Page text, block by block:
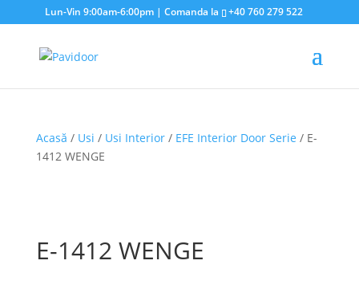
Lun-Vin 9:00am-6:00pm | Comanda la +40 760 279 522
Acasă / Usi / Usi Interior/ EFE Interior Door Serie / E-
1412 WENGE
E-1412 WENGE